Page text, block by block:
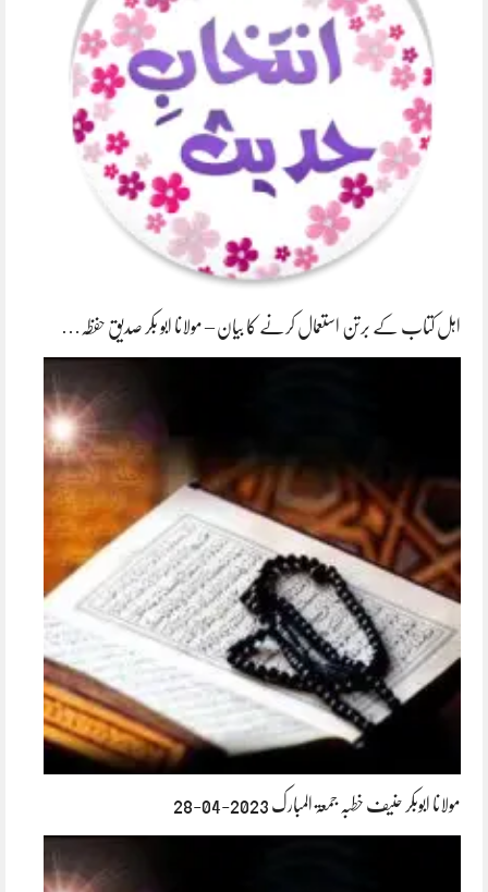
اہل کتاب کے برتن استعمال کرنے کا بیان – مولانا ابو بکر صدیق حفظہ…
مولانا ابوبکر حنیف خطبہ جمعۃ المبارک 2023-04-28